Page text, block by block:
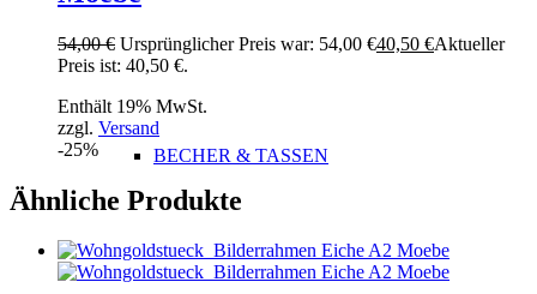
BECHER & TASSEN
54,00€ Ursprünglicher Preis war: 54,00 €40,50 €Aktueller
Preis ist: 40,50 €.
Enthält 19% MwSt.
zzgl. Versand
-25%
Ähnliche Produkte